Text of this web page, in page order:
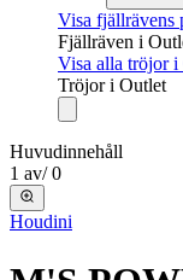
Visa fjällrävens
Fjällräven i
Visa alla tröjor i
Tröjor i Outlet
Huvudinnehåll
1 av/ 0
Houdini